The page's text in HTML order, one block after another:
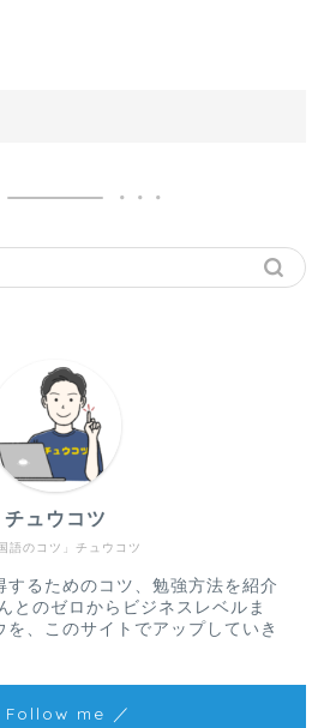
語のコツ」チュウコツ
チュウコツ
するためのコツ、勉強方法を紹介
とのゼロからビジネスレベルま
を、このサイトでアップしていき
Follow me ／